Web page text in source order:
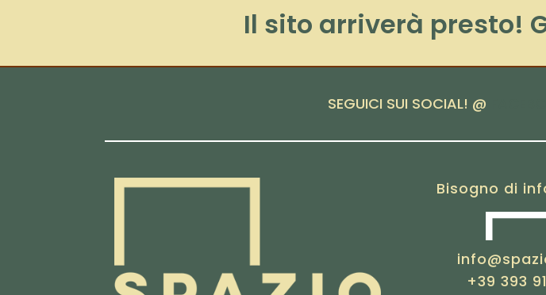
Il sito arriverà presto!
SEGUICI SUI SOCIAL! @
Bisogno di
+39 393